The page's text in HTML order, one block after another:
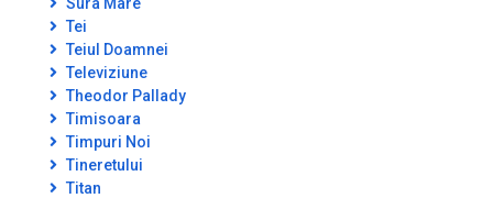
Tei
Teiul Doamnei
Televiziune
Theodor Pallady
Timisoara
Timpuri Noi
Tineretului
Titan